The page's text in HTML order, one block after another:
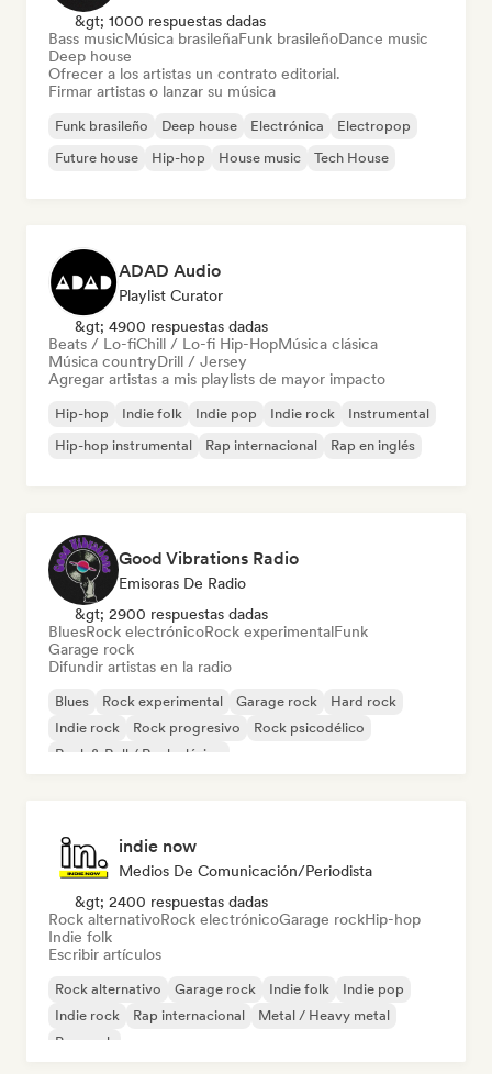
&gt; 1000 respuestas dadas
Bass musicMúsica brasileñaFunk brasileñoDance music
Deep house
Ofrecer a los artistas un contrato editorial.
Firmar artistas o lanzar su música
Funk brasileño Deep house Electrónica
Electropop
Future house
Hip-hop House music Tech House
ADAD Audio
Playlist Curator
&gt; 4900 respuestas dadas
Beats / Lo-fiChill / Lo-fi Hip-HopMúsica clásica
Música countryDrill / Jersey
Agregar artistas a mis playlists de mayor impacto
Hip-hop Indie folk Indie pop Indie rock
Instrumental
Hip-hop instrumental
Rap internacional Rap en inglés
Good Vibrations Radio
Emisoras De Radio
&gt; 2900 respuestas dadas
BluesRock electrónicoRock experimentalFunk
Garage rock
Difundir artistas en la radio
Blues Rock experimental Garage rock
Hard rock
Indie rock
Rock progresivo
Rock psicodélico
Rock & Roll / Rock clásico
indie now
Medios De Comunicación/Periodista
&gt; 2400 respuestas dadas
Rock alternativoRock electrónicoGarage rockHip-hop
Indie folk
Escribir artículos
Rock alternativo Garage rock Indie folk
Indie pop
Indie rock
Rap internacional
Metal / Heavy metal
Pop rock